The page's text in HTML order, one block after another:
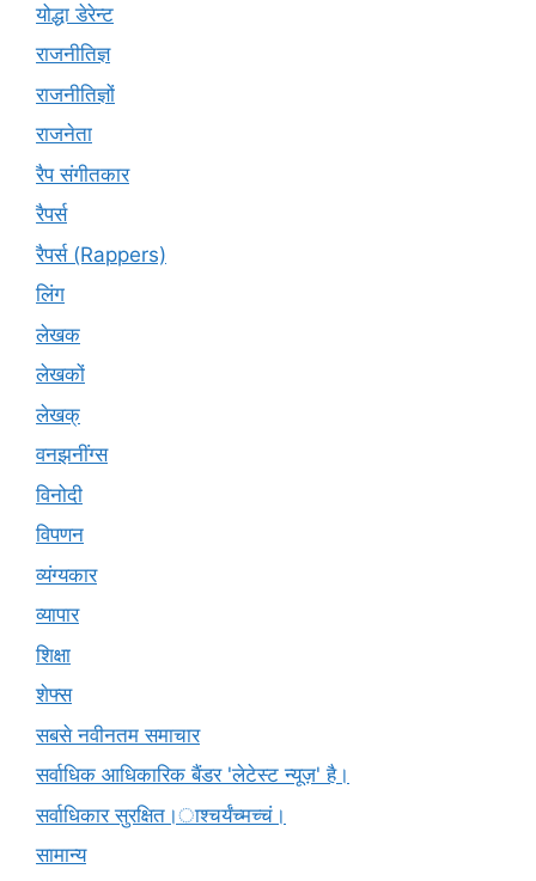
योद्धा डेरेन्ट
राजनीतिज्ञ
राजनीतिज्ञों
राजनेता
रैप संगीतकार
रैपर्स
रैपर्स (Rappers)
लिंग
लेखक
लेखकों
लेखक्
वनझनींग्स
विनोदी
विपणन
व्यंग्यकार
व्यापार
शिक्षा
शेफ्स
सबसे नवीनतम समाचार
सर्वाधिक आधिकारिक बैंडर 'लेटेस्ट न्यूज़' है।
सर्वाधिकार सुरक्षित।ाश्चर्यंच्मच्चं।
सामान्य